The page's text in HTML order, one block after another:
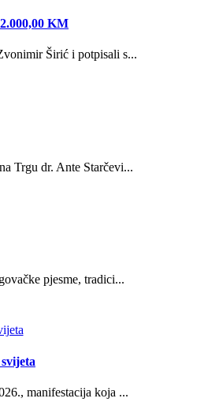
KM
Širić i potpisali s...
Trgu dr. Ante Starčevi...
pjesme, tradici...
manifestacija koja ...